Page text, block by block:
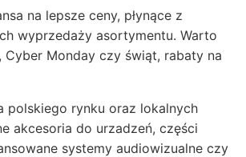
na lepsze ceny, płynące z
wyprzedaży asortymentu. Warto
Monday czy świąt, rabaty na
polskiego rynku oraz lokalnych
akcesoria do urzadzeń, części
systemy audiowizualne czy